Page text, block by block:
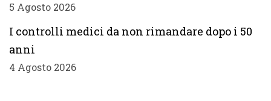
5 Agosto 2026
I controlli medici da non rimandare dopo i 50
anni
4 Agosto 2026